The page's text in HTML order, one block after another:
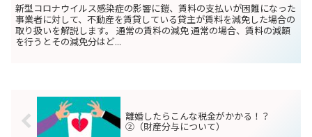
新型コロナウイルス感染症の影響に鎧、賃料の支払いが困難になった
事業者に対して、不動産を賃貸している貸主が賃料を減免した場合の
取り扱いを解説します。 通常の賃料の減免 通常の場合、賃料の減額
を行うとその減免分はど...
離婚したらこんな税金がかかる！？
②（財産分与について）